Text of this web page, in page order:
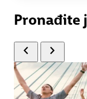
Pronađite
chevron_left chevron_right